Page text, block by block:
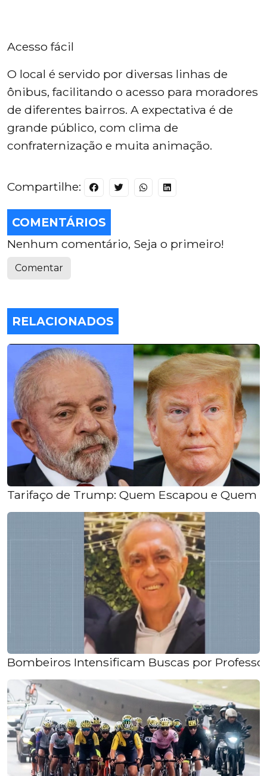
Acesso fácil
O local é servido por diversas linhas de
ônibus, facilitando o acesso para moradores
de diferentes bairros. A expectativa é de
grande público, com clima de
confraternização e muita animação.
Compartilhe:
COMENTÁRIOS
Nenhum comentário, Seja o primeiro!
Comentar
RELACIONADOS
Tarifaço de Trump: Quem Escapou e Quem
Bombeiros Intensificam Buscas por